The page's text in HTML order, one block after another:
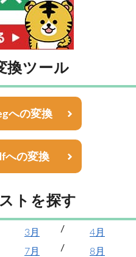
換ツール
への変換
への変換
トを探す
3月
4月
7月
8月